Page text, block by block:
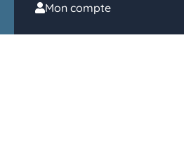
Mon compte